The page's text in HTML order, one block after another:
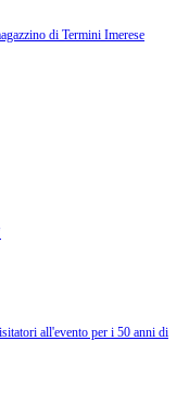
di Termini Imerese
all'evento per i 50 anni di